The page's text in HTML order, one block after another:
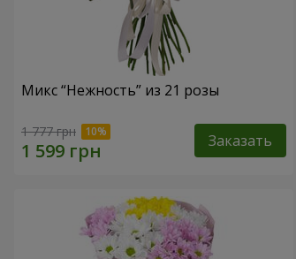
Микс “Нежность” из 21 розы
1 777 грн Заказать